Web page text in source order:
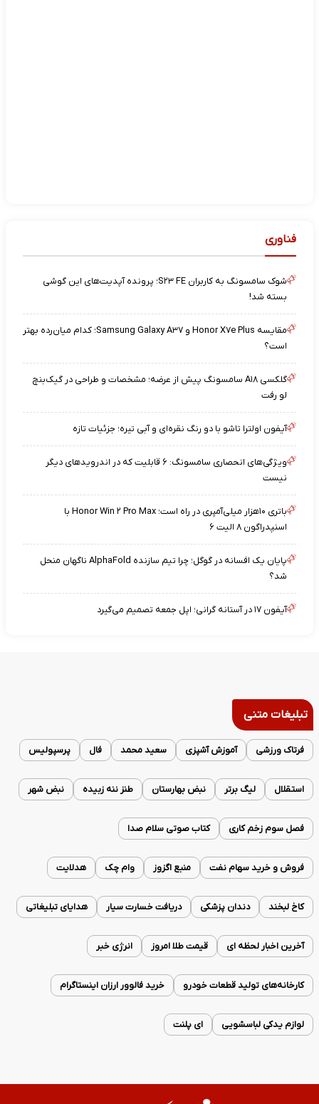
فناوری
شوک سامسونگ به کاربران S۲۳ FE؛ پرونده آپدیت‌های این گوشی
بسته شد!
مقایسه Honor X۷e Plus و Samsung Galaxy A۳۷؛ کدام میان‌رده بهتر
است؟
گلکسی A۱۸ سامسونگ پیش از عرضه؛ مشخصات و طراحی در گیک‌بنچ
لو رفت
آیفون اولترا تاشو با دو رنگ نقره‌ای و آبی تیره؛ جزئیات تازه
ویژگی‌های انحصاری سامسونگ: ۶ قابلیت که در اندرویدهای دیگر
نیست
باتری ۱۰هزار میلی‌آمپری در راه است؛ Honor Win ۲ Pro Max با
اسنپدراگون ۸ الیت ۶
پایان یک افسانه در گوگل؛ چرا تیم سازنده AlphaFold ناگهان منحل
شد؟
آیفون ۱۷ در آستانه گرانی؛ اپل جمعه تصمیم می‌گیرد
تبلیغات متنی
فرتاک ورزشی آموزش آشپزی سعید محمد فال پرسپولیس
استقلال لیگ برتر نبض بهارستان طنز ننه زبیده نبض شهر
فصل سوم زخم کاری کتاب صوتی سلام صدا
فروش و خرید سهام نفت منبع اگزوز وام چک هدلایت
کاخ لبخند دندان پزشکی دریافت خسارت سیار هدایای تبلیغاتی
آخرین اخبار لحظه ای قیمت طلا امروز انرژی خبر
کارخانه‌های تولید قطعات خودرو خرید فالوور ارزان اینستاگرام
لوازم یدکی لباسشویی ای پلنت